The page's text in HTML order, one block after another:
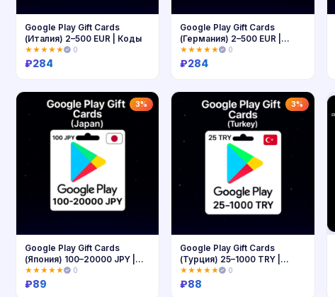
Купить
Google Play Gift Cards
(Италия) 2–500 EUR | Коды
★★★★★ 0
₽284
Купить
Google Play Gift Cards
(Германия) 2–500 EUR |
Коды
★★★★★ 0
₽284
3%
Google Play Gift Cards
(Япония) 100–20000 JPY |
Коды
★★★★★ 0
₽89
3%
Google Play Gift Cards
(Турция) 25–1000 TRY |
Коды
★★★★★ 0
₽88